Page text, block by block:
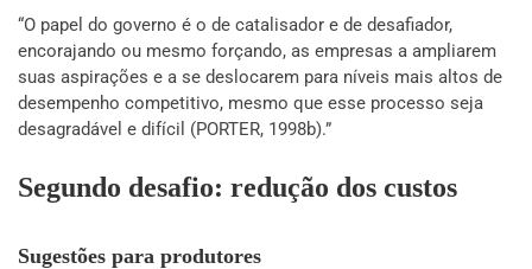
“O papel do governo é o de catalisador e de desafiador,
encorajando ou mesmo forçando, as empresas a ampliarem
suas aspirações e a se deslocarem para níveis mais altos de
desempenho competitivo, mesmo que esse processo seja
desagradável e difícil (PORTER, 1998b).”
Segundo desafio: redução dos custos
Sugestões para produtores